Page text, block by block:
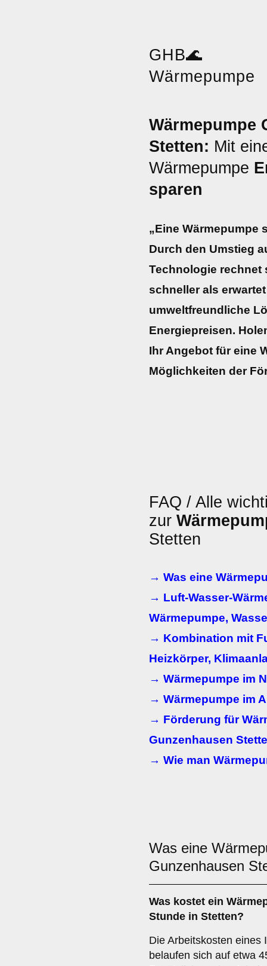
GHB🌊
Wärmepumpe
Wärmepumpe
Stetten: Mit
Wärmepumpe
sparen
„Eine Wärmepumpe
Durch den Umstieg
Technologie rechnet
schneller als
umweltfreundliche
Energiepreisen.
Ihr Angebot für eine
Möglichkeiten der
FAQ / Alle
zur
Stetten
→ Was eine
→ Luft-Wasser-
Wärmepumpe,
→ Kombination mit
Heizkörper,
→ Wärmepumpe im
→ Wärmepumpe im
→ Förderung für
Gunzenhausen
→ Wie man
Was eine
Gunzenhausen
Was kostet ein
Stunde in Stetten?
Die Arbeitskosten eines
belaufen sich auf etwa